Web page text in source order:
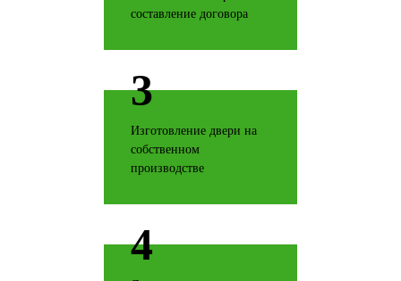
составление договора
3
Изготовление двери на
собственном
производстве
4